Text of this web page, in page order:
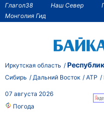
Глагол38 Наш Север
Монголия Гид
Иркутская область
Сибирь
Дальний Восток АТР
07 августа 2026
Погода